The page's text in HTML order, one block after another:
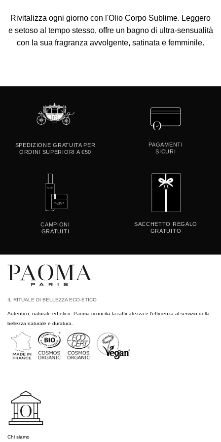
Rivitalizza ogni giorno con l'Olio Corpo Sublime. Leggero
e setoso al tempo stesso, offre un bagno di ultra-sensualità
con la sua fragranza avvolgente, satinata e femminile.
SPEDIZIONE GRATUITA PER
ORDINI SUPERIORI A €50
PAGAMENTI
SICURI
CAMPIONI
GRATUITI
SACCHETTO REGALO
GRATUITO
IL RITUALE DI BELLEZZA ECO-ETICO
Autentico, naturale ed etico. Paoma riconcilia la raffinatezza e l'efficienza al servizio della
bellezza naturale e duratura.
Chi siamo